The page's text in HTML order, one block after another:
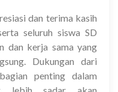
dan terima kasih
seluruh siswa SD
dan kerja sama yang
Dukungan dari
penting dalam